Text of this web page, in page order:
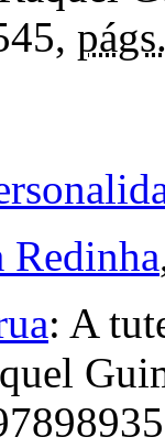
Redinha
: A